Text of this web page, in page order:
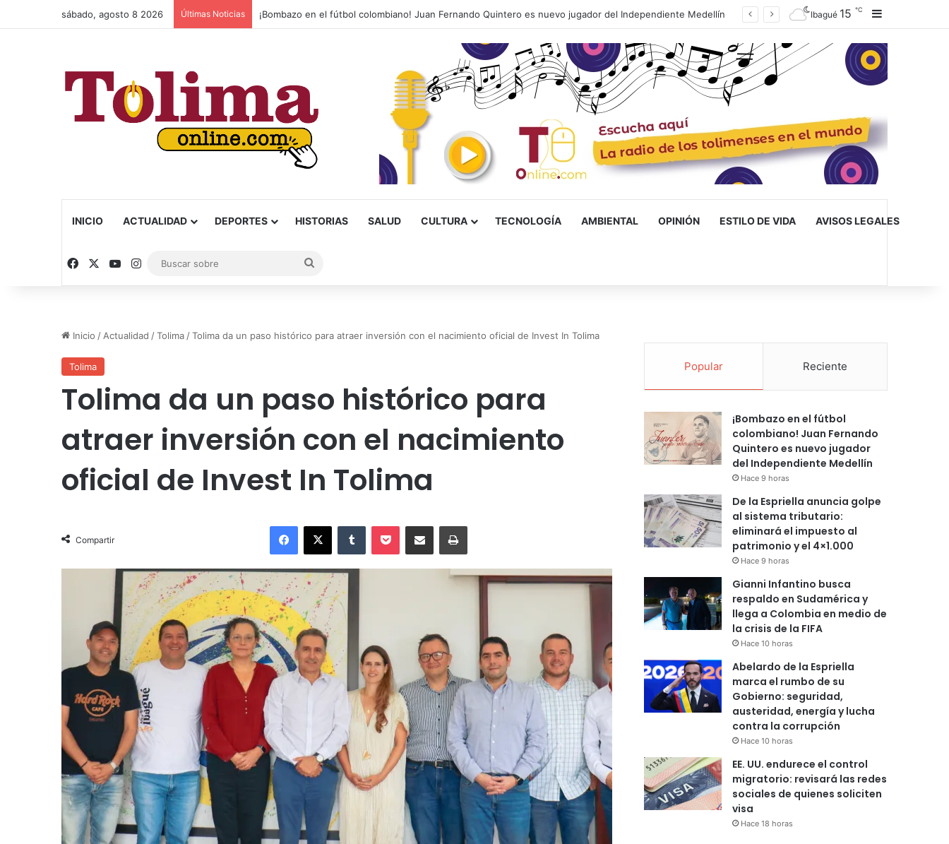
sábado, agosto 8 2026 Últimas Noticias De la Espriella anuncia golpe al sistema tributario: eliminará el impuesto al patrimonio y el 4×1.000 Ibagué 15 ℃
INICIO ACTUALIDAD DEPORTES HISTORIAS SALUD CULTURA TECNOLOGÍA AMBIENTAL OPINIÓN ESTILO DE VIDA AVISOS LEGALES
Facebook YouTubeInstagram
sobre
Inicio / Actualidad /Tolima /Tolima da un paso histórico para atraer inversión con el nacimiento oficial de Invest In Tolima
Tolima
Tolima da un paso histórico para
atraer inversión con el nacimiento
oficial de Invest In Tolima
Compartir
Popular Reciente
¡Bombazo en el fútbol
colombiano! Juan Fernando
Quintero es nuevo jugador
del Independiente Medellín
Hace 9 horas
De la Espriella anuncia golpe
al sistema tributario:
eliminará el impuesto al
patrimonio y el 4×1.000
Hace 9 horas
Gianni Infantino busca
respaldo en Sudamérica y
llega a Colombia en medio de
la crisis de la FIFA
Hace 10 horas
Abelardo de la Espriella
marca el rumbo de su
Gobierno: seguridad,
austeridad, energía y lucha
contra la corrupción
Hace 10 horas
EE. UU. endurece el control
migratorio: revisará las redes
sociales de quienes soliciten
visa
Hace 18 horas